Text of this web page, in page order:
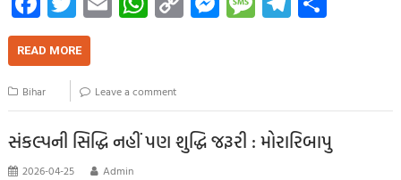
ce
b
o
o
k
wi
tt
er
m h
s
A
p
o
Li
nk
es
g
er
es
e
le
m
READ MORE
Bihar Leave a comment
સંકલ્પની સિદ્ધિ નહીં પણ શુદ્ધિ જરૂરી : મોરારિબાપુ
2026-04-25 Admin